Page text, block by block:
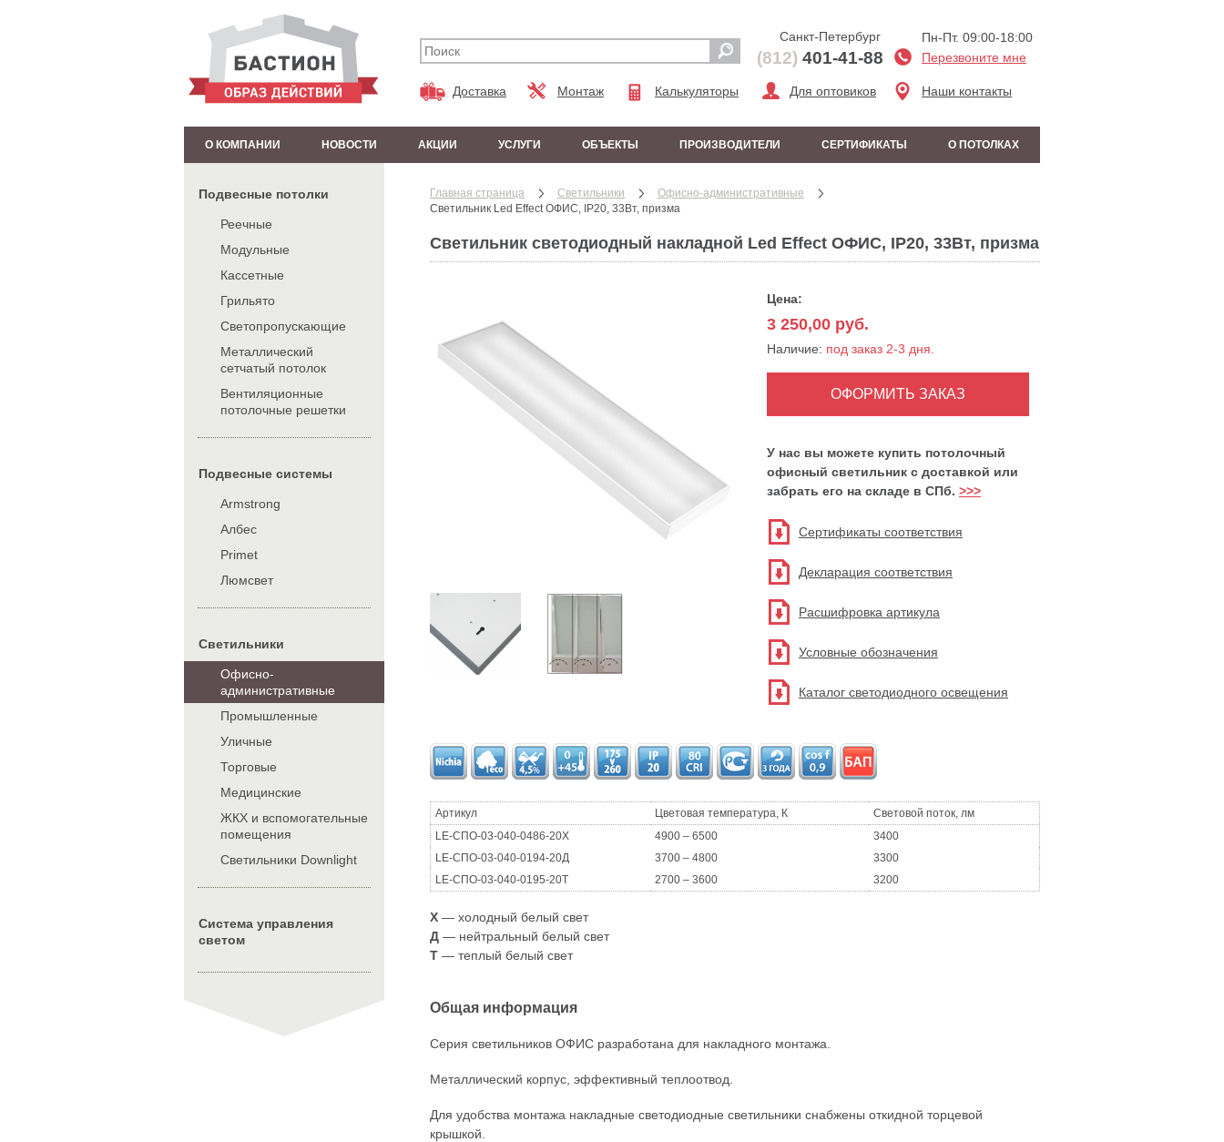
Доставка Монтаж Калькуляторы Для оптовиков
Пн-Пт. 09:00-18:00
Перезвоните мне
Наши контакты
Санкт-Петербург
(812) 401-41-88
О КОМПАНИИ НОВОСТИ АКЦИИ УСЛУГИ ОБЪЕКТЫ ПРОИЗВОДИТЕЛИ СЕРТИФИКАТЫ О ПОТОЛКАХ
Подвесные потолки
Реечные
Модульные
Кассетные
Грильято
Светопропускающие
Металлический
сетчатый потолок
Вентиляционные
потолочные решетки
Подвесные системы
Armstrong
Албес
Primet
Люмсвет
Cветильники
Офисно-
административные
Промышленные
Уличные
Торговые
Медицинские
ЖКХ и вспомогательные
помещения
Cветильники Downlight
Система управления
светом
Главная страница Cветильники
Офисно-административные
Светильник Led Effect ОФИС, IP20, 33Вт, призма
Светильник светодиодный накладной Led Effect ОФИС, IP20, 33Вт, призма
Цена:
3 250,00 руб.
Наличие: под заказ 2-3 дня.
У нас вы можете купить потолочный
офисный светильник с доставкой или
забрать его на складе в СПб. >>>
Сертификаты соответствия
Декларация соответствия
Расшифровка артикула
Условные обозначения
Каталог светодиодного освещения
Артикул Цветовая температура, К
Световой поток, лм
LE-СПО-03-040-0486-20Х
4900 – 6500
3400
LE-СПО-03-040-0194-20Д
3700 – 4800
3300
LE-СПО-03-040-0195-20Т
2700 – 3600 3200
Х — холодный белый свет
Д — нейтральный белый свет
Т — теплый белый свет
Общая информация
Серия светильников ОФИС разработана для накладного монтажа.
Металлический корпус, эффективный теплоотвод.
Для удобства монтажа накладные светодиодные светильники снабжены откидной торцевой
крышкой.